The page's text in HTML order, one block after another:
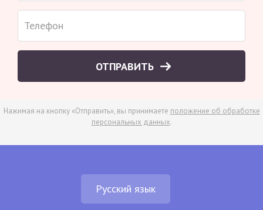
ОТПРАВИТЬ
Нажимая на кнопку «Отправить», вы принимаете положение об обработке
персональных данных.
Русский язык